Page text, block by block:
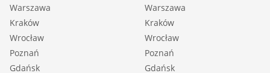
Warszawa
Kraków
Wrocław
Poznań
Gdańsk
Warszawa
Kraków
Wrocław
Poznań
Gdańsk